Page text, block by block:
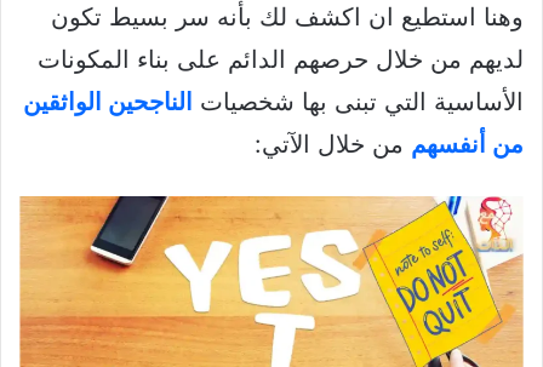
وهنا استطيع ان اكشف لك بأنه سر بسيط تكون
لديهم من خلال حرصهم الدائم على بناء المكونات
الأساسية التي تبنى بها شخصيات الناجحين الواثقين
من أنفسهم من خلال الآتي: